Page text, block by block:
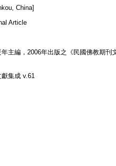
China]
Article
主編，2006年出版之《民國佛教期
集成 v.61